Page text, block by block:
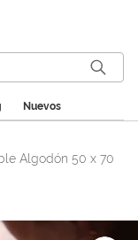
Nuevos
Algodón 50 x 70